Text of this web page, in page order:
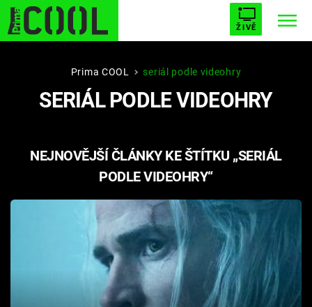
ŽIVĚ
STARHOUSE BUFFY, PŘEMOŽITELKA UPÍRŮ
ESCAPE PLNEJ KOTEL AVENGERS 5
Prima COOL seriál podle videohry
SERIÁL PODLE VIDEOHRY
NEJNOVĚJŠÍ ČLÁNKY KE ŠTÍTKU „SERIÁL
PODLE VIDEOHRY“